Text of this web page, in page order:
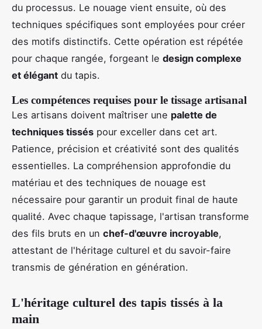
du processus. Le nouage vient ensuite, où des
techniques spécifiques sont employées pour créer
des motifs distinctifs. Cette opération est répétée
pour chaque rangée, forgeant le design complexe
et élégant du tapis.
Les compétences requises pour le tissage artisanal
Les artisans doivent maîtriser une palette de
techniques tissés pour exceller dans cet art.
Patience, précision et créativité sont des qualités
essentielles. La compréhension approfondie du
matériau et des techniques de nouage est
nécessaire pour garantir un produit final de haute
qualité. Avec chaque tapissage, l'artisan transforme
des fils bruts en un chef-d'œuvre incroyable,
attestant de l'héritage culturel et du savoir-faire
transmis de génération en génération.
L'héritage culturel des tapis tissés à la
main